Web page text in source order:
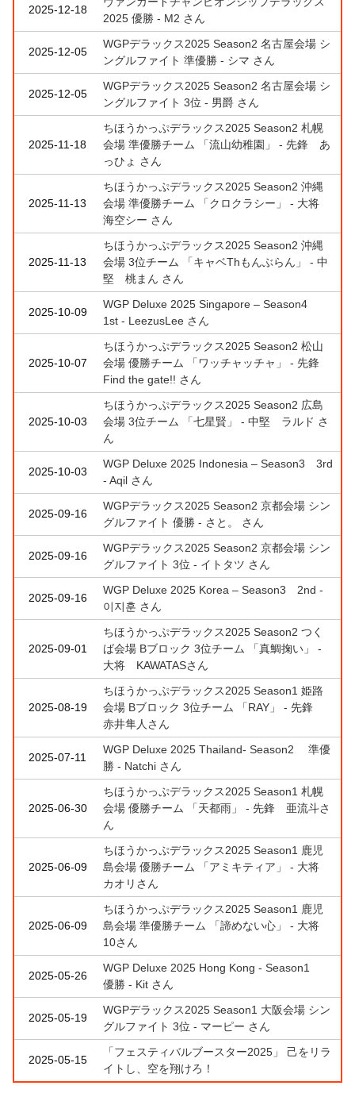
2025-12-18
2025 優勝 - M2 さん
2025-12-05
WGPデラックス2025 Season2 名古屋会場 シ
ングルファイト 準優勝 - シマ さん
2025-12-05
WGPデラックス2025 Season2 名古屋会場 シ
ングルファイト 3位 - 男爵 さん
2025-11-18
ちほうかっぷデラックス2025 Season2 札幌
会場 準優勝チーム 「流山幼稚園」 - 先鋒 あ
っひょ さん
2025-11-13
ちほうかっぷデラックス2025 Season2 沖縄
会場 準優勝チーム 「クロクラシー」 - 大将
海空シー さん
2025-11-13
ちほうかっぷデラックス2025 Season2 沖縄
会場 3位チーム 「キャベThもんぶらん」 - 中
堅 桃まん さん
2025-10-09
WGP Deluxe 2025 Singapore – Season4
1st - LeezusLee さん
2025-10-07
ちほうかっぷデラックス2025 Season2 松山
会場 優勝チーム 「ワッチャッチャ」 - 先鋒
Find the gate!! さん
2025-10-03
ちほうかっぷデラックス2025 Season2 広島
会場 3位チーム 「七星賢」 - 中堅 ラルド さ
ん
2025-10-03
WGP Deluxe 2025 Indonesia – Season3 3rd
- Aqil さん
2025-09-16
WGPデラックス2025 Season2 京都会場 シン
グルファイト 優勝 - さと。 さん
2025-09-16
WGPデラックス2025 Season2 京都会場 シン
グルファイト 3位 - イトタツ さん
2025-09-16
WGP Deluxe 2025 Korea – Season3 2nd -
이지훈 さん
2025-09-01
ちほうかっぷデラックス2025 Season2 つく
ば会場 Bブロック 3位チーム 「真鯛掬い」 -
大将 KAWATASさん
2025-08-19
ちほうかっぷデラックス2025 Season1 姫路
会場 Bブロック 3位チーム 「RAY」 - 先鋒
赤井隼人さん
2025-07-11
WGP Deluxe 2025 Thailand- Season2 準優
勝 - Natchi さん
2025-06-30
ちほうかっぷデラックス2025 Season1 札幌
会場 優勝チーム 「天都雨」 - 先鋒 亜流斗さ
ん
2025-06-09
ちほうかっぷデラックス2025 Season1 鹿児
島会場 優勝チーム 「アミキティア」 - 大将
カオリさん
2025-06-09
ちほうかっぷデラックス2025 Season1 鹿児
島会場 準優勝チーム 「諦めない心」 - 大将
10さん
2025-05-26
WGP Deluxe 2025 Hong Kong - Season1
優勝 - Kit さん
2025-05-19
WGPデラックス2025 Season1 大阪会場 シン
グルファイト 3位 - マーピー さん
2025-05-15
「フェスティバルブースター2025」 己をリラ
イトし、空を翔けろ！